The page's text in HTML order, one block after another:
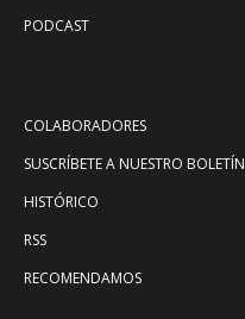
PODCAST
COLABORADORES
SUSCRÍBETE A NUESTRO BOLETÍN
HISTÓRICO
RSS
RECOMENDAMOS